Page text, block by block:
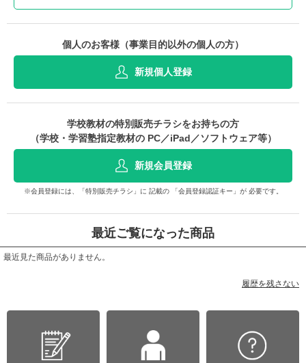
個人のお客様（事業目的以外の個人の方）
新規個人登録
学校教材の特別販売チラシをお持ちの方
（学校・学習塾指定教材の PC／iPad／ソフトウェア等）
新規会員登録
※会員登録には、「特別販売チラシ」に 記載の 「会員登録認証キー」が 必要です。
最近ご覧になった商品
最近見た商品がありません。
履歴を残さない